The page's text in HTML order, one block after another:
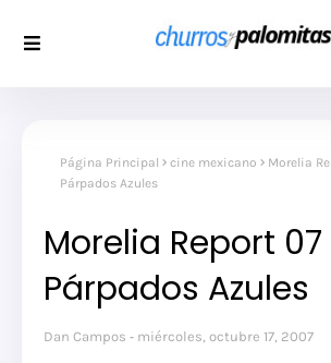
Página Principal cine mexicano
Morelia
Párpados Azules
Morelia Report
Párpados Azules
Dan Campos miércoles, octubre 17, 2007